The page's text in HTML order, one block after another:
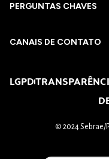
PERGUNTAS CHAVES​
CANAIS DE CONTATO
LGPD
© 2024 Sebrae/